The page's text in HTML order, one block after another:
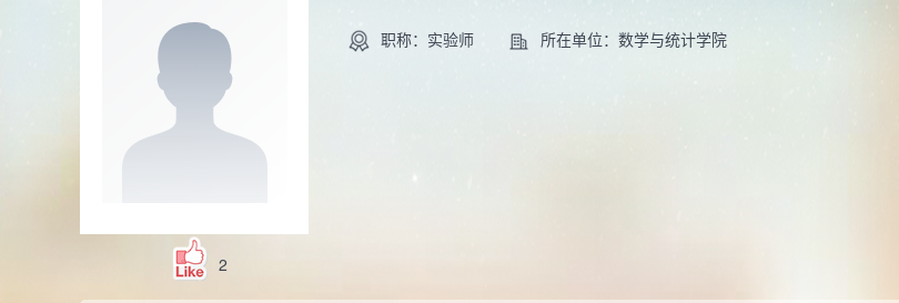
2
职称：实验师 所在单位：数学与统计学院